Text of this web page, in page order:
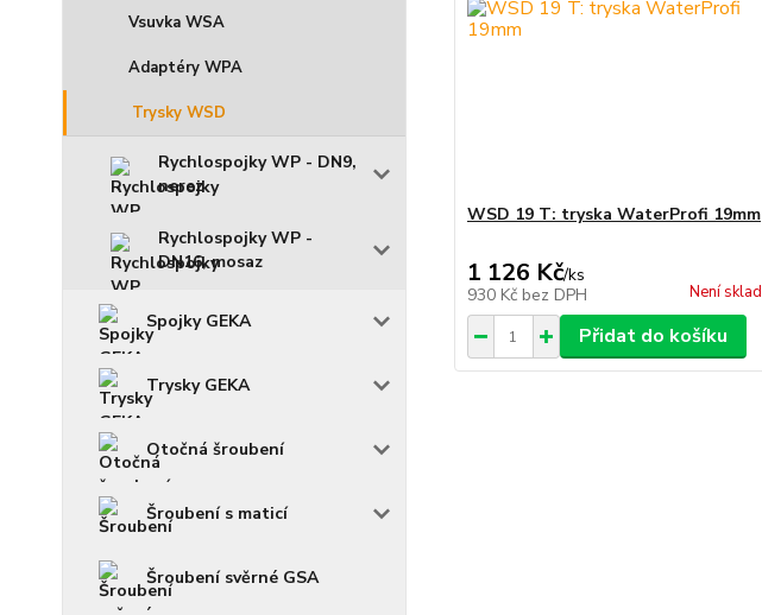
Vsuvka WSA
Adaptéry WPA
Trysky WSD
Rychlospojky WP - DN9,
nerez
Rychlospojky WP -
DN16, mosaz
Spojky GEKA
Trysky GEKA
Otočná šroubení
Šroubení s maticí
Šroubení svěrné GSA
WSD 19 T: tryska WaterProfi 19mm
1 126 Kč/ks
930 Kč bez DPH Není
Přidat do košíku